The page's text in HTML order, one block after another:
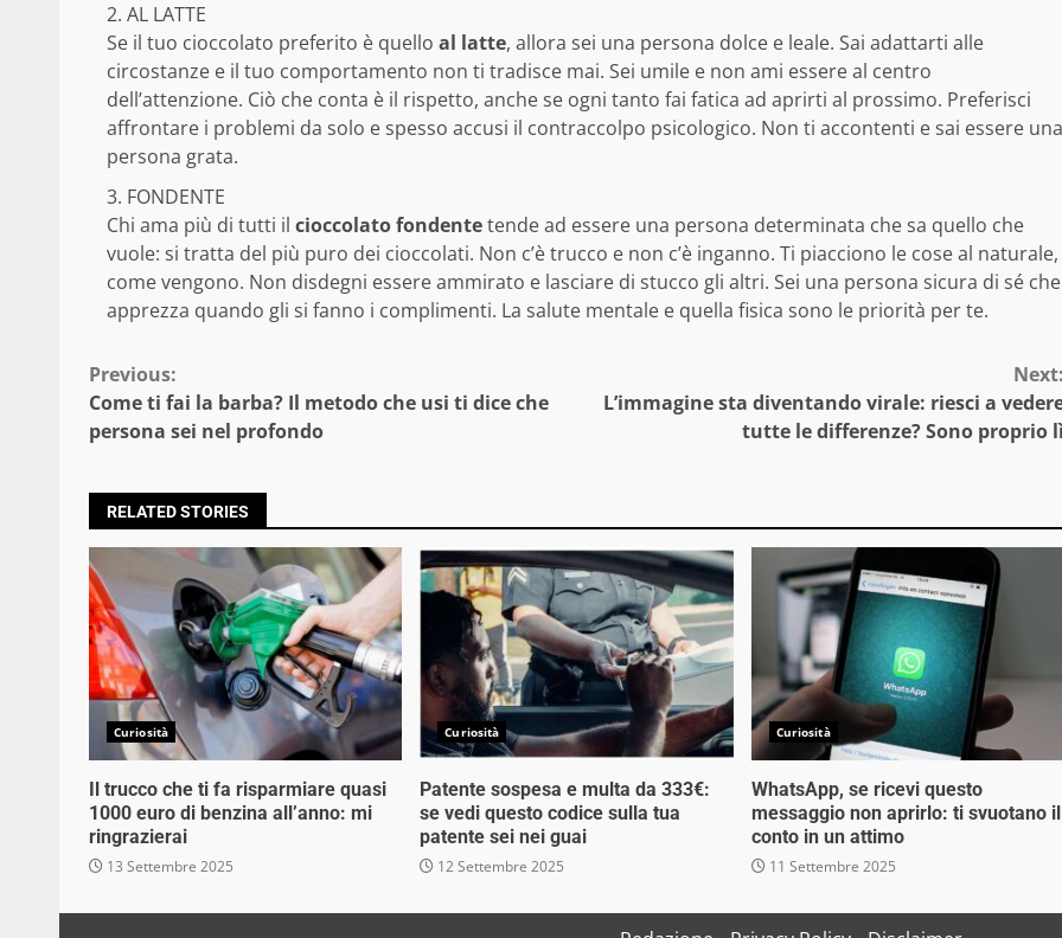
AL LATTE
Se il tuo cioccolato preferito è quello al latte, allora sei una persona dolce e leale. Sai adattarti alle
circostanze e il tuo comportamento non ti tradisce mai. Sei umile e non ami essere al centro
dell’attenzione. Ciò che conta è il rispetto, anche se ogni tanto fai fatica ad aprirti al prossimo. Preferisci
affrontare i problemi da solo e spesso accusi il contraccolpo psicologico. Non ti accontenti e sai essere una
persona grata.
FONDENTE
Chi ama più di tutti il cioccolato fondentetende ad essere una persona determinata che sa quello che
vuole: si tratta del più puro dei cioccolati. Non c’è trucco e non c’è inganno. Ti piacciono le cose al naturale,
come vengono. Non disdegni essere ammirato e lasciare di stucco gli altri. Sei una persona sicura di sé che
apprezza quando gli si fanno i complimenti. La salute mentale e quella fisica sono le priorità per te.
Continue
Reading
Previous:
Come ti fai la barba? Il metodo che usi ti dice che
persona sei nel profondo
L’immagine sta diventando virale: riesci a
tutte le differenze? Sono proprio
RELATED STORIES
Curiosità
Il trucco che ti fa risparmiare quasi
1000 euro di benzina all’anno: mi
ringrazierai
13 Settembre 2025
Curiosità
Patente sospesa e multa da 333€:
se vedi questo codice sulla tua
patente sei nei guai
12 Settembre 2025
Curiosità
WhatsApp, se ricevi questo
messaggio non aprirlo: ti svuotano il
conto in un attimo
11 Settembre 2025